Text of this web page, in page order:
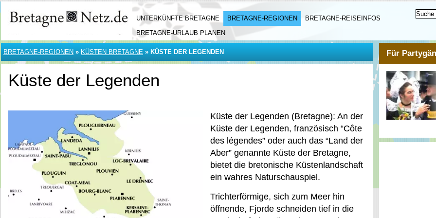
UNTERKÜNFTE BRETAGNE BRETAGNE-REGIONEN
BRETAGNE-REISEINFOS
BRETAGNE-URLAUB PLANEN
BRETAGNE-REGIONEN » KÜSTEN BRETAGNE » KÜSTE DER LEGENDEN
Küste der Legenden
Küste der Legenden (Bretagne): An der
Küste der Legenden, französisch “Côte
des légendes” oder auch das “Land der
Aber” genannte Küste der Bretagne,
bietet die bretonische Küstenlandschaft
ein wahres Naturschauspiel.
Trichterförmige, sich zum Meer hin
öffnende, Fjorde schneiden tief in die
Für